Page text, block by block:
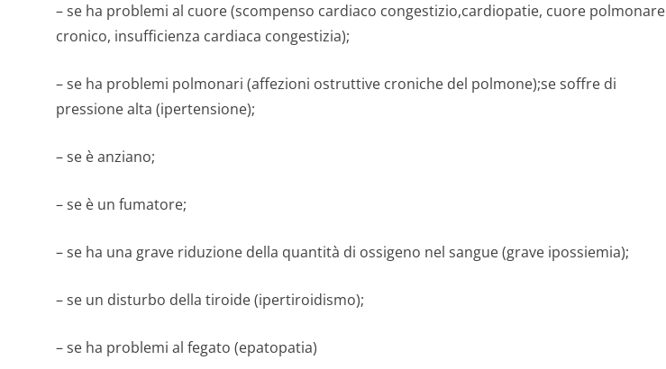
– se ha problemi al cuore (scompenso cardiaco congestizio,car­diopatie, cuore polmonare
cronico, insufficienza cardiaca congestizia);
– se ha problemi polmonari (affezioni ostruttive croniche del polmone);se soffre di
pressione alta (ipertensione);
– se è anziano;
– se è un fumatore;
– se ha una grave riduzione della quantità di ossigeno nel sangue (grave ipossiemia);
– se un disturbo della tiroide (ipertiroidismo);
– se ha problemi al fegato (epatopatia)